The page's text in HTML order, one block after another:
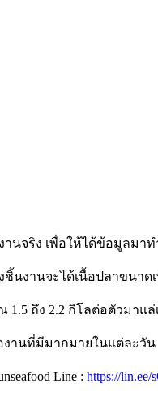
จริง เพื่อให้ได้ข้อมูลมา
นงานจะได้เนื้อปลาขนาด
ถึง 2.2 กิโลต่อตัวมาแล่
งานที่มีมากมายในแต่ละวัน
Line : https://lin.ee/